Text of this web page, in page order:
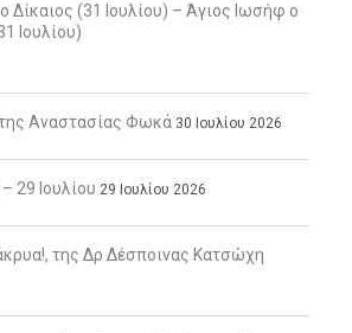
Δίκαιος (31 Ιουλίου) – Άγιος Ιωσήφ ο
Ιουλίου)
της Αναστασίας Φωκά 30 Ιουλίου 2026
29 Ιουλίου 29 Ιουλίου 2026
της Δρ Δέσποινας Κατσώχη